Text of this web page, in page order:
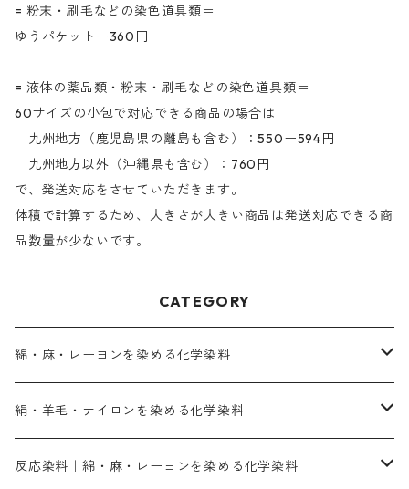
= 粉末・刷毛などの染色道具類＝
ゆうパケットー360円
= 液体の薬品類・粉末・刷毛などの染色道具類＝
60サイズの小包で対応できる商品の場合は
九州地方（鹿児島県の離島も含む）：550ー594円
九州地方以外（沖縄県も含む）：760円
で、発送対応をさせていただきます。
体積で計算するため、大きさが大きい商品は発送対応できる商
品数量が少ないです。
CATEGORY
綿・麻・レーヨンを染める化学染料
直接染料－染色手順が簡単
人気のおすすめ直接染料
絹・羊毛・ナイロンを染める化学染料
お買い得品
反応染料｜綿・麻・レーヨンを染める化学染料